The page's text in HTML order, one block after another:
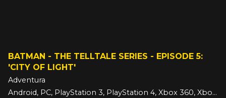
BATMAN - THE TELLTALE SERIES - EPISODE 5:
'CITY OF LIGHT'
Adventura
Android, PC, PlayStation 3, PlayStation 4, Xbox 360, Xbox One, iOS